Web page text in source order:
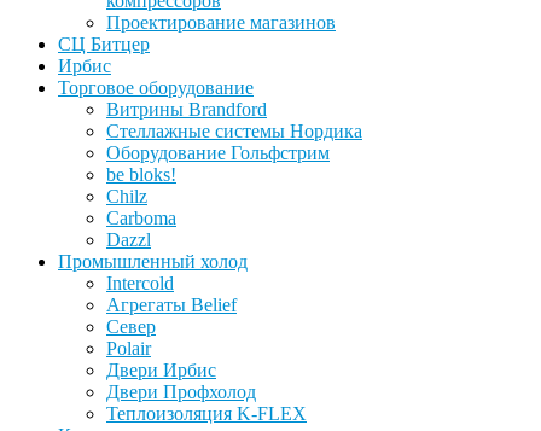
Проектирование магазинов
СЦ Битцер
Ирбис
Торговое оборудование
Витрины Brandford
Стеллажные системы Нордика
Оборудование Гольфстрим
be bloks!
Chilz
Carboma
Dazzl
Промышленный холод
Intercold
Агрегаты Belief
Север
Polair
Двери Ирбис
Двери Профхолод
Теплоизоляция K-FLEX